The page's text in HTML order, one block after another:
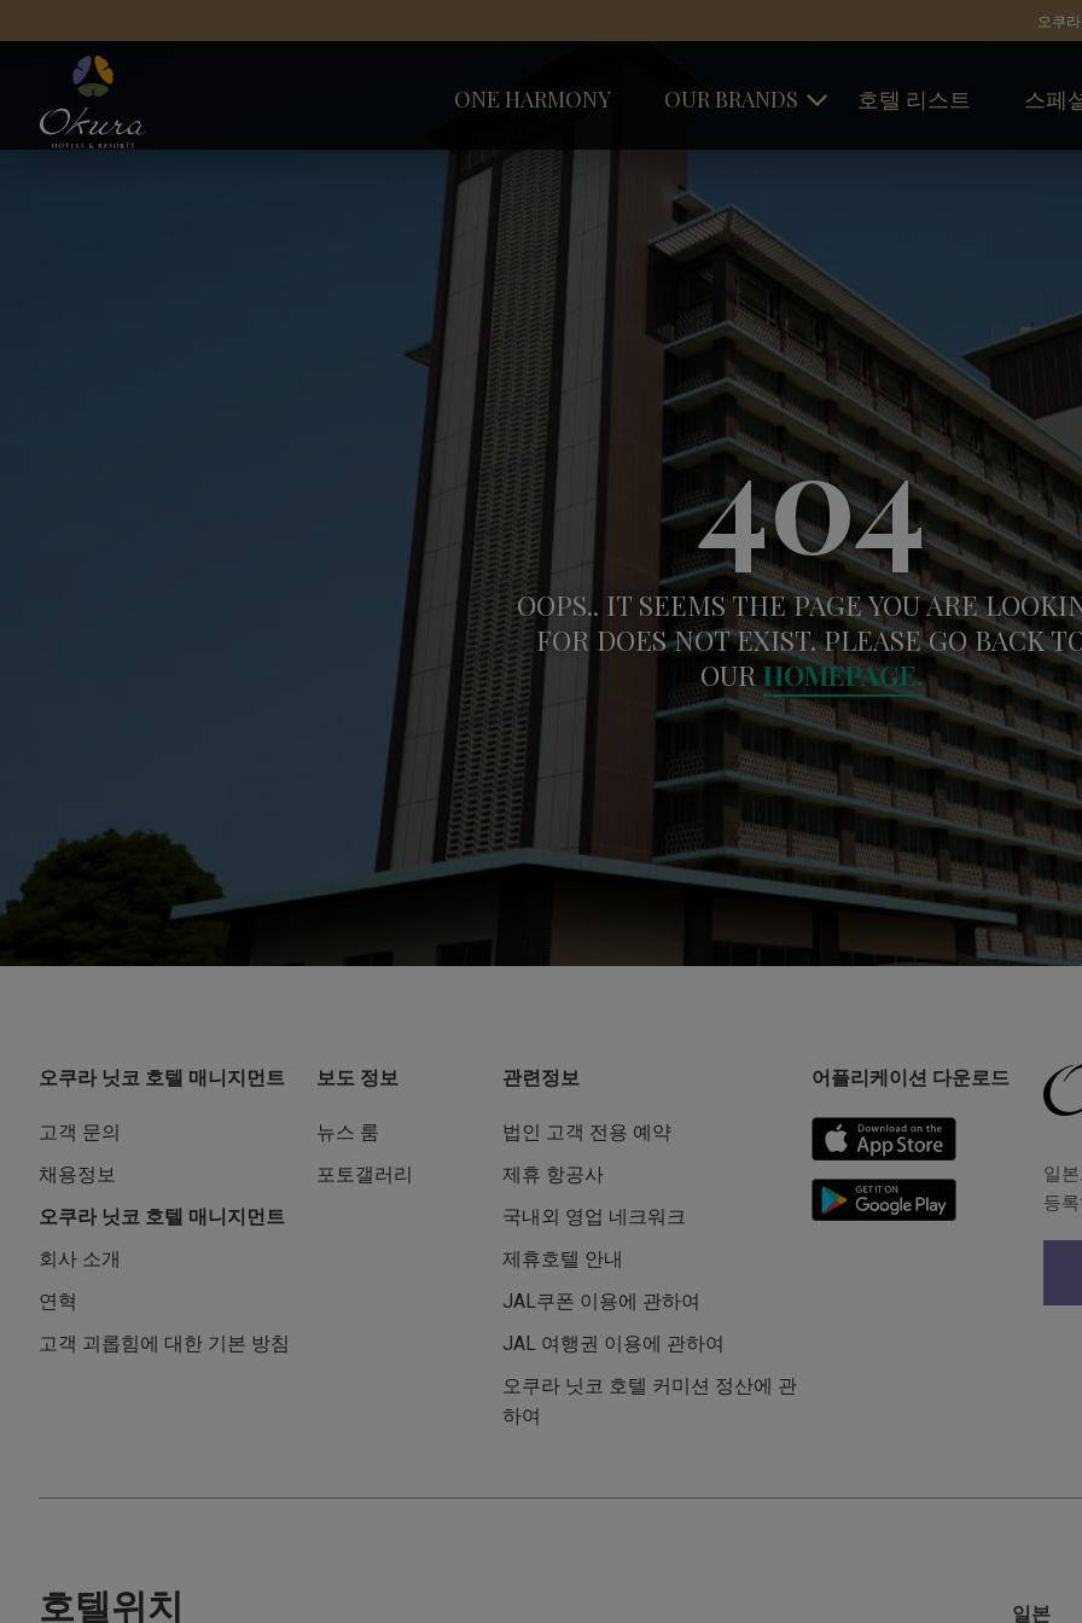
오쿠
ONE HARMONY OUR BRANDS
호텔 JAL 시티
호텔 리스트 스페
404
OOPS.. IT SEEMS THE PAGE YOU ARE
FOR DOES NOT EXIST. PLEASE GO BACK
OUR HOMEPAGE.
오쿠라 닛코 호텔 매니지먼트
고객 문의
채용정보
오쿠라 닛코 호텔 매니지먼트
회사 소개
연혁
고객 괴롭힘에 대한 기본 방침
보도 정보
뉴스 룸
포토갤러리
관련정보
법인 고객 전용 예약
제휴 항공사
국내외 영업 네크워크
제휴호텔 안내
JAL쿠폰 이용에 관하여
JAL 여행권 이용에 관하여
오쿠라 닛코 호텔 커미션 정산에 관
하여
어플리케이션 다운로드
일
등
호텔위치 일본